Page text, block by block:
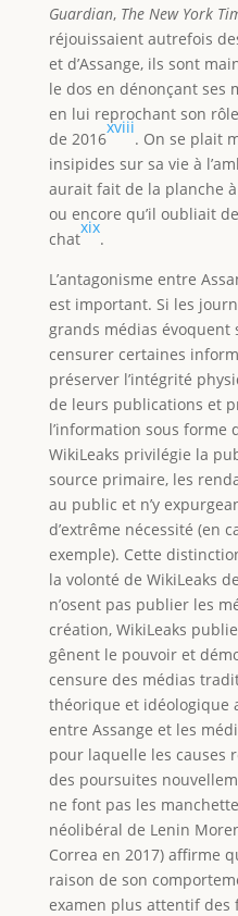
Guardian, The New York
réjouissaient autrefois
et d’Assange, ils sont
le dos en dénonçant ses
en lui reprochant son
de 2016
xviii
. On se plait
insipides sur sa vie à
aurait fait de la planche
ou encore qu’il oubliait
chat
xix
.
L’antagonisme entre
est important. Si les
grands médias évoquent
censurer certaines
préserver l’intégrité
de leurs publications et
l’information sous forme
WikiLeaks privilégie la
source primaire, les
au public et n’y
d’extrême nécessité (en
exemple). Cette
la volonté de WikiLeaks
n’osent pas publier les
création, WikiLeaks
gênent le pouvoir et
censure des médias
théorique et idéologique
entre Assange et les
pour laquelle les causes
des poursuites
ne font pas les
néolibéral de Lenin
Correa en 2017) affirme
raison de son
examen plus attentif des